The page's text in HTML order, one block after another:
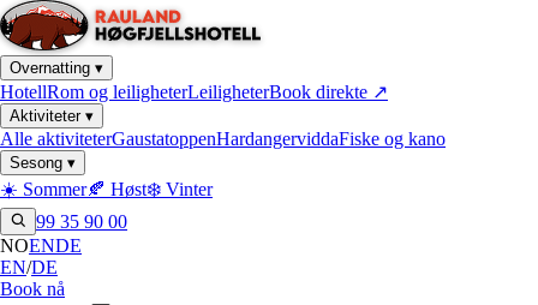
Overnatting ▾
HotellRom og leiligheterLeiligheterBook direkte ↗
Aktiviteter▾
Alle aktiviteterGaustatoppenHardangerviddaFiske og kano
Sesong ▾
☀️ Sommer🍂 Høst❄️ Vinter
99 35 90 00
NOENDE
EN/DE
Book nå